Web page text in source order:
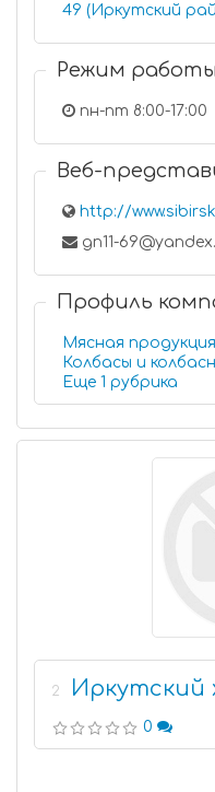
49 (Иркутский
Режим
пн-пт 8:00-17:00
Веб-
http://
gn11-
Профиль
Мясная продукция
Колбасы и
Еще 1 рубрика
2 Иркутский
0